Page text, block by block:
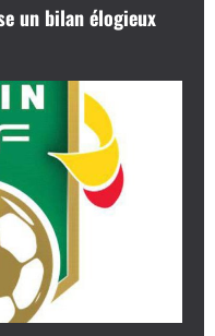
un bilan élogieux